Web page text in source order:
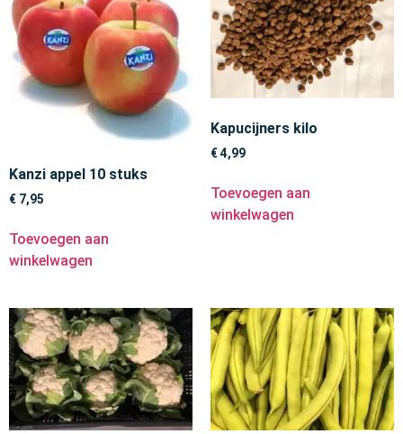
Kanzi appel 10 stuks
€ 7,95
Toevoegen aan
winkelwagen
Kapucijners kilo
€4,99
Toevoegen aan
winkelwagen